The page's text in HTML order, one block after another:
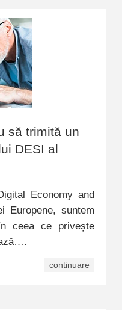
să trimită un
DESI al
Economy and
Europene, suntem
ceea ce privește
continuare